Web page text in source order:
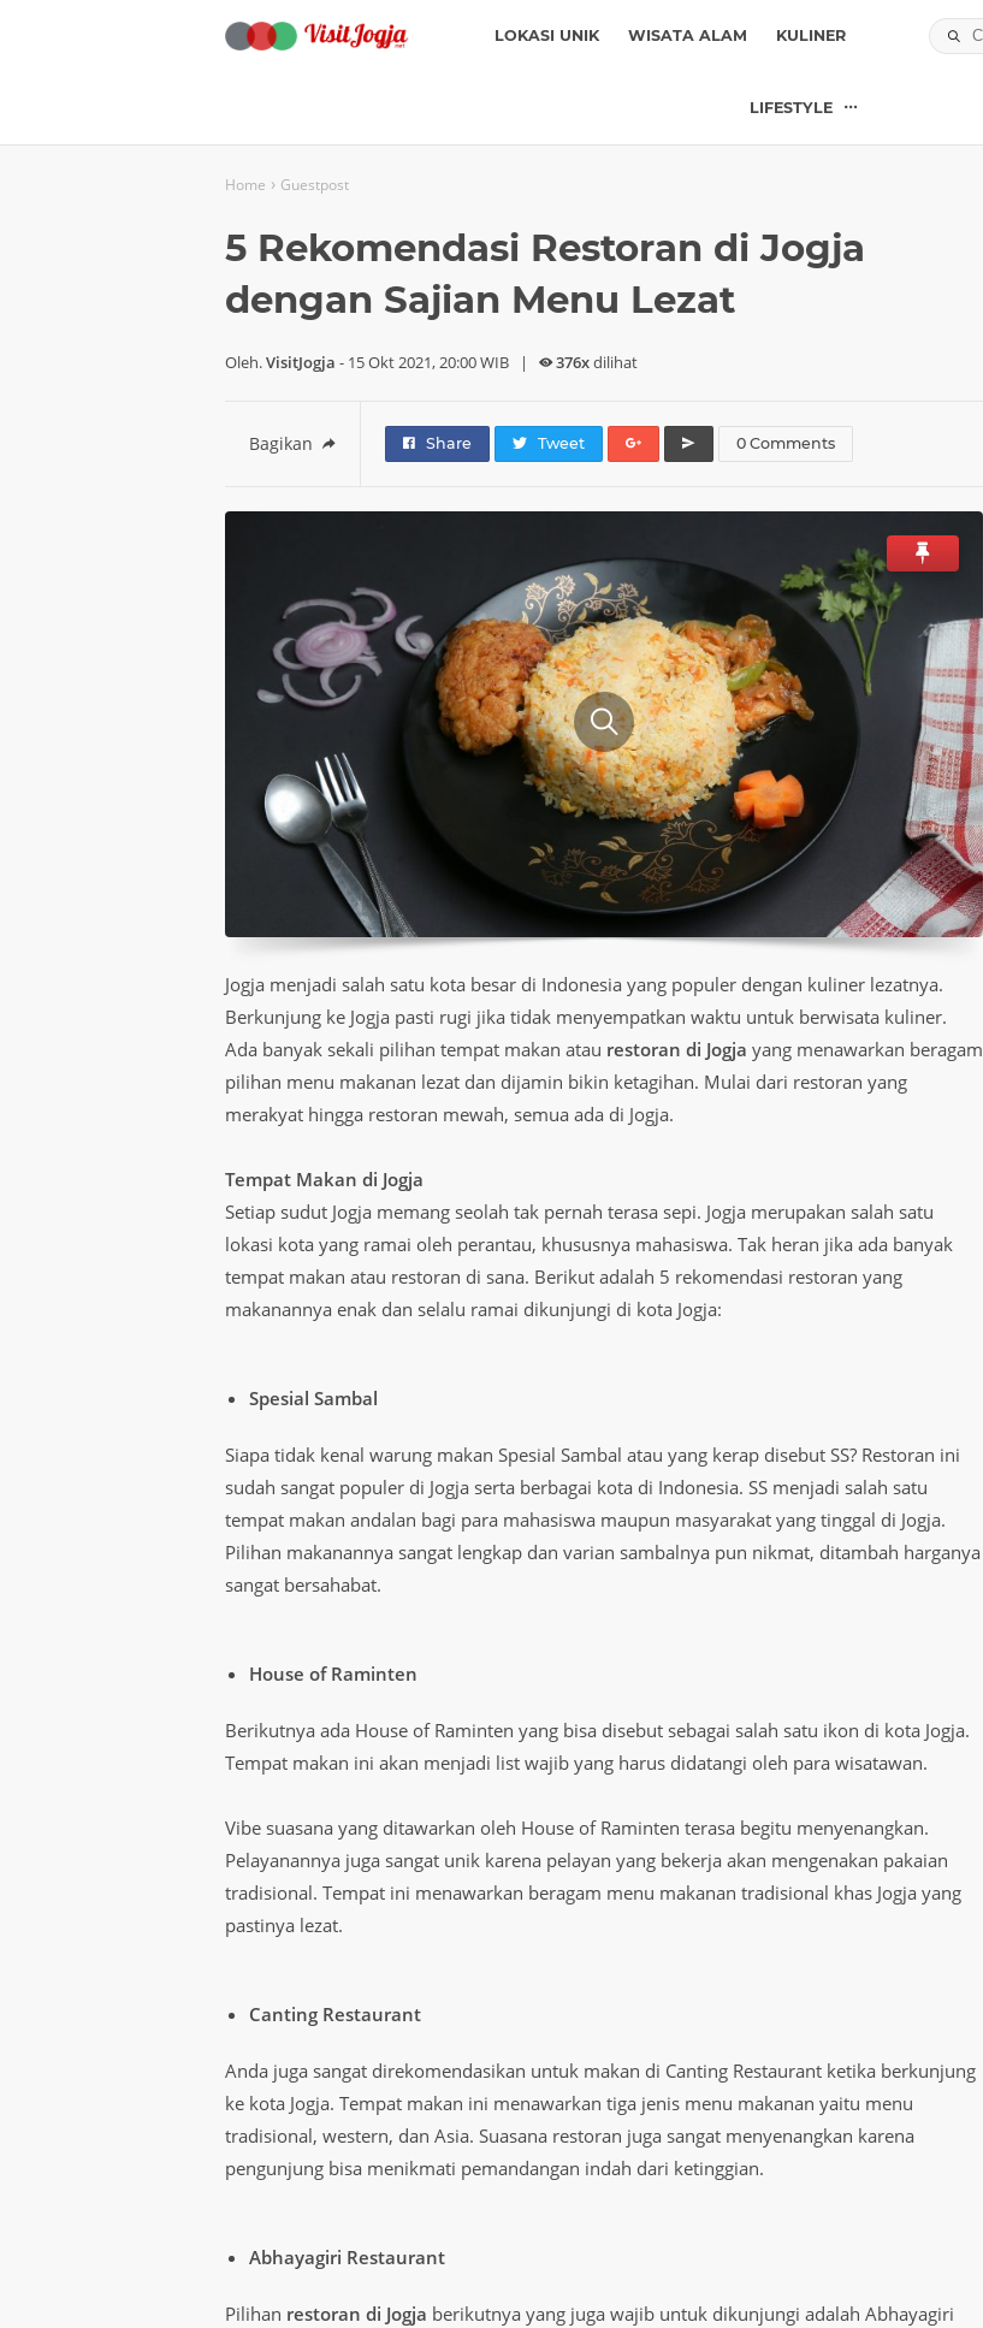
LOKASI UNIK WISATA ALAM KULINER
LIFESTYLE
Home › Guestpost
5 Rekomendasi Restoran di Jogja
dengan Sajian Menu Lezat
Oleh.VisitJogja - 15 Okt 2021, 20:00 WIB | 376xdilihat
Bagikan Share Tweet 0 Comments
Jogja menjadi salah satu kota besar di Indonesia yang populer dengan kuliner lezatnya.
Berkunjung ke Jogja pasti rugi jika tidak menyempatkan waktu untuk berwisata kuliner.
Ada banyak sekali pilihan tempat makan atau restoran di Jogja yang menawarkan beragam
pilihan menu makanan lezat dan dijamin bikin ketagihan. Mulai dari restoran yang
merakyat hingga restoran mewah, semua ada di Jogja.
Tempat Makan di Jogja
Setiap sudut Jogja memang seolah tak pernah terasa sepi. Jogja merupakan salah satu
lokasi kota yang ramai oleh perantau, khususnya mahasiswa. Tak heran jika ada banyak
tempat makan atau restoran di sana. Berikut adalah 5 rekomendasi restoran yang
makanannya enak dan selalu ramai dikunjungi di kota Jogja:
Spesial Sambal
Siapa tidak kenal warung makan Spesial Sambal atau yang kerap disebut SS? Restoran ini
sudah sangat populer di Jogja serta berbagai kota di Indonesia. SS menjadi salah satu
tempat makan andalan bagi para mahasiswa maupun masyarakat yang tinggal di Jogja.
Pilihan makanannya sangat lengkap dan varian sambalnya pun nikmat, ditambah harganya
sangat bersahabat.
House of Raminten
Berikutnya ada House of Raminten yang bisa disebut sebagai salah satu ikon di kota Jogja.
Tempat makan ini akan menjadi list wajib yang harus didatangi oleh para wisatawan.
Vibe suasana yang ditawarkan oleh House of Raminten terasa begitu menyenangkan.
Pelayanannya juga sangat unik karena pelayan yang bekerja akan mengenakan pakaian
tradisional. Tempat ini menawarkan beragam menu makanan tradisional khas Jogja yang
pastinya lezat.
Canting Restaurant
Anda juga sangat direkomendasikan untuk makan di Canting Restaurant ketika berkunjung
ke kota Jogja. Tempat makan ini menawarkan tiga jenis menu makanan yaitu menu
tradisional, western, dan Asia. Suasana restoran juga sangat menyenangkan karena
pengunjung bisa menikmati pemandangan indah dari ketinggian.
Abhayagiri Restaurant
Pilihan restoran di Jogja berikutnya yang juga wajib untuk dikunjungi adalah Abhayagiri